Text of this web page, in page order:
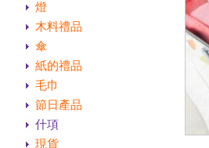
燈
木料禮品
傘
紙的禮品
毛巾
節日產品
什項
現貨